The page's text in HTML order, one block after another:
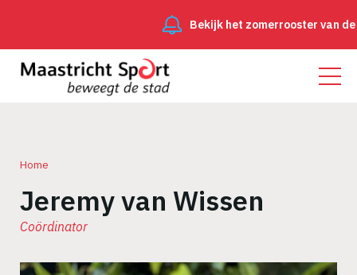
Bekijk het zomerrooster van de
Kruimelpad
Home
Jeremy van Wissen
Coördinator